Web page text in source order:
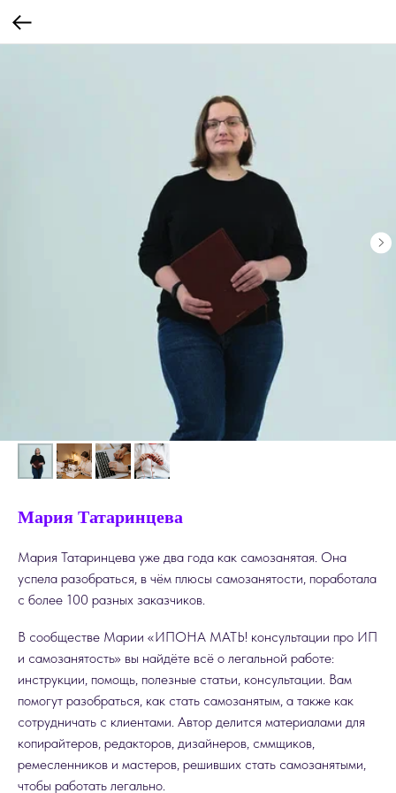
Мария Татаринцева
Мария Татаринцева уже два года как самозанятая. Она
успела разобраться, в чём плюсы самозанятости, поработала
с более 100 разных заказчиков.
В сообществе Марии «ИПОНА МАТЬ! консультации про ИП
и самозанятость» вы найдёте всё о легальной работе:
инструкции, помощь, полезные статьи, консультации. Вам
помогут разобраться, как стать самозанятым, а также как
сотрудничать с клиентами. Автор делится материалами для
копирайтеров, редакторов, дизайнеров, сммщиков,
ремесленников и мастеров, решивших стать самозанятыми,
чтобы работать легально.